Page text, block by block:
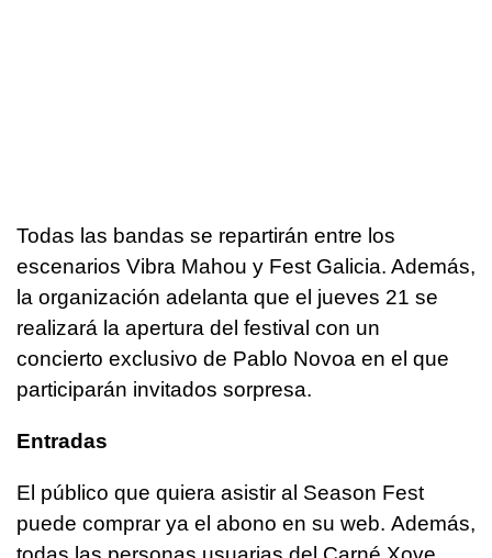
Todas las bandas se repartirán entre los
escenarios Vibra Mahou y Fest Galicia. Además,
la organización adelanta que el jueves 21 se
realizará la apertura del festival con un
concierto exclusivo de Pablo Novoa en el que
participarán invitados sorpresa.
Entradas
El público que quiera asistir al Season Fest
puede comprar ya el abono en su web. Además,